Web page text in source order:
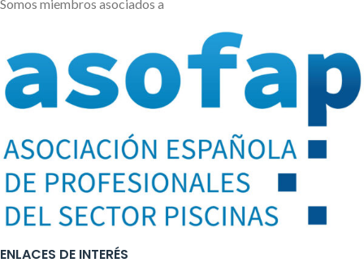
Somos miembros asociados a
ENLACES DE INTERÉS